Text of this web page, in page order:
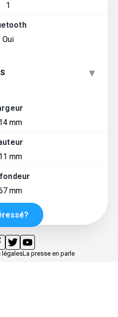
1
Oui
▾
mm
mm
mm
légalesLa presse en parle